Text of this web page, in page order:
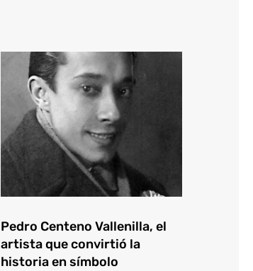
Pedro Centeno Vallenilla, el
artista que convirtió la
historia en símbolo